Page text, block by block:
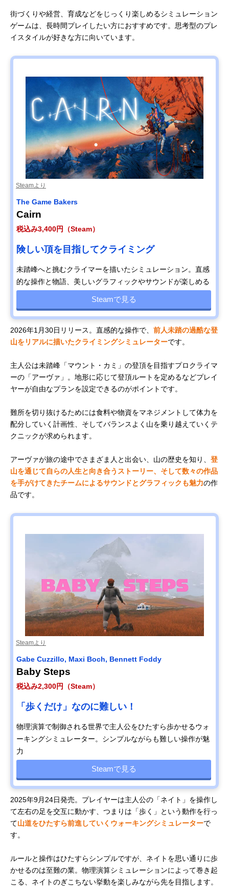
街づくりや経営、育成などをじっくり楽しめるシミュレーション
ゲームは、長時間プレイしたい方におすすめです。思考型のプレ
イスタイルが好きな方に向いています。
Steamより
The Game Bakers
Cairn
税込み3,400円（Steam）
険しい頂を目指してクライミング
未踏峰へと挑むクライマーを描いたシミュレーション。直感
的な操作と物語、美しいグラフィックやサウンドが楽しめる
Steamで見る
2026年1月30日リリース。直感的な操作で、 前人未踏の過酷な登
山をリアルに描いたクライミングシミュレーターです。
主人公は未踏峰「マウント・カミ」の登頂を目指すプロクライマ
ーの「アーヴァ」。地形に応じて登頂ルートを定めるなどプレイ
ヤーが自由なプランを設定できるのがポイントです。
難所を切り抜けるためには食料や物資をマネジメントして体力を
配分していく計画性、そしてバランスよく山を乗り越えていくテ
クニックが求められます。
アーヴァが旅の途中でさまざま人と出会い、山の歴史を知り、 登
山を通じて自らの人生と向き合うストーリー、そして数々の作品
を手がけてきたチームによるサウンドとグラフィックも魅力の作
品です。
Steamより
Gabe Cuzzillo, Maxi Boch, Bennett Foddy
Baby Steps
税込み2,300円（Steam）
「歩くだけ」なのに難しい！
物理演算で制御される世界で主人公をひたすら歩かせるウォ
ーキングシミュレーター。シンプルながらも難しい操作が魅
力
Steamで見る
2025年9月24日発売。プレイヤーは主人公の「ネイト」を操作し
て左右の足を交互に動かす、つまりは「歩く」という動作を行っ
て山道をひたすら前進していくウォーキングシミュレーターで
す。
ルールと操作はひたすらシンプルですが、ネイトを思い通りに歩
かせるのは至難の業。物理演算シミュレーションによって巻き起
こる、ネイトのぎこちない挙動を楽しみながら先を目指します。